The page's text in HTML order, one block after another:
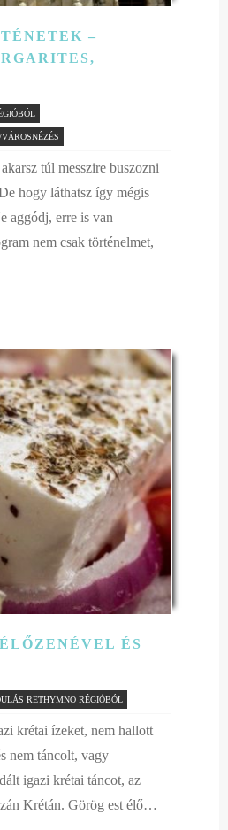
–
túl messzire buszozni
hogy láthatsz így mégis
aggódj, erre is van
nem csak történelmet,
ÉS
RETHYMNO RÉGIÓBÓL
krétai ízeket, nem hallott
nem táncolt, vagy
igazi krétai táncot, az
Krétán. Görög est élő…